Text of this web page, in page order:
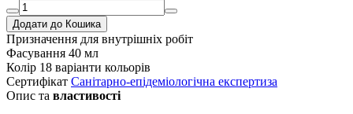
Додати до Кошика
Призначення для внутрішніх робіт
Фасування 40 мл
Колір 18 варіанти кольорів
Сертифікат Санітарно-епідеміологічна експертиза
Опис та властивості